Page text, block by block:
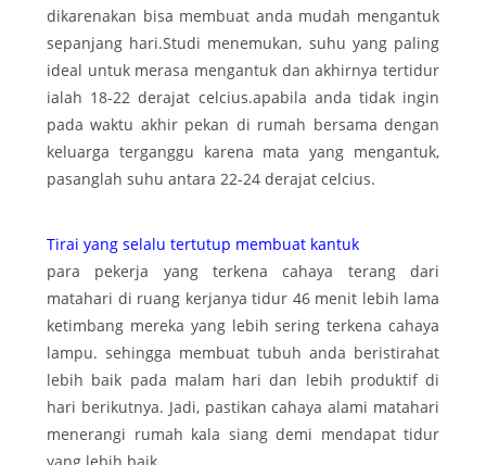
dikarenakan bisa membuat anda mudah mengantuk
sepanjang hari.Studi menemukan, suhu yang paling
ideal untuk merasa mengantuk dan akhirnya tertidur
ialah 18-22 derajat celcius.apabila anda tidak ingin
pada waktu akhir pekan di rumah bersama dengan
keluarga terganggu karena mata yang mengantuk,
pasanglah suhu antara 22-24 derajat celcius.
Tirai yang selalu tertutup membuat kantuk
para pekerja yang terkena cahaya terang dari
matahari di ruang kerjanya tidur 46 menit lebih lama
ketimbang mereka yang lebih sering terkena cahaya
lampu. sehingga membuat tubuh anda beristirahat
lebih baik pada malam hari dan lebih produktif di
hari berikutnya. Jadi, pastikan cahaya alami matahari
menerangi rumah kala siang demi mendapat tidur